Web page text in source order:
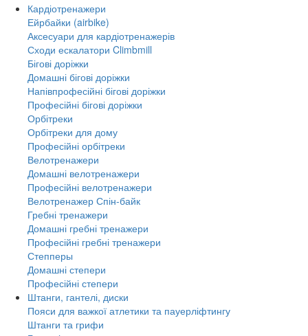
Кардіотренажери
Ейрбайки (airbike)
Аксесуари для кардіотренажерів
Сходи ескалатори Climbmill
Бігові доріжки
Домашні бігові доріжки
Напівпрофесійні бігові доріжки
Професійні бігові доріжки
Орбітреки
Орбітреки для дому
Професійні орбітреки
Велотренажери
Домашні велотренажери
Професійні велотренажери
Велотренажер Спін-байк
Гребні тренажери
Домашні гребні тренажери
Професійні гребні тренажери
Степперы
Домашні степери
Професійні степери
Штанги, гантелі, диски
Пояси для важкої атлетики та пауерліфтингу
Штанги та грифи